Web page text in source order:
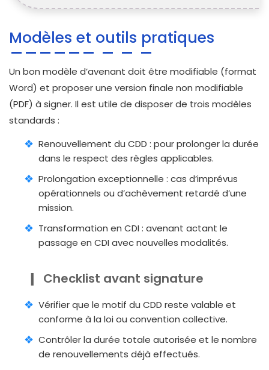
Modèles et outils pratiques
Un bon modèle d’avenant doit être modifiable (format
Word) et proposer une version finale non modifiable
(PDF) à signer. Il est utile de disposer de trois modèles
standards :
Renouvellement du CDD : pour prolonger la durée
dans le respect des règles applicables.
Prolongation exceptionnelle : cas d’imprévus
opérationnels ou d’achèvement retardé d’une
mission.
Transformation en CDI : avenant actant le
passage en CDI avec nouvelles modalités.
Checklist avant signature
Vérifier que le motif du CDD reste valable et
conforme à la loi ou convention collective.
Contrôler la durée totale autorisée et le nombre
de renouvellements déjà effectués.